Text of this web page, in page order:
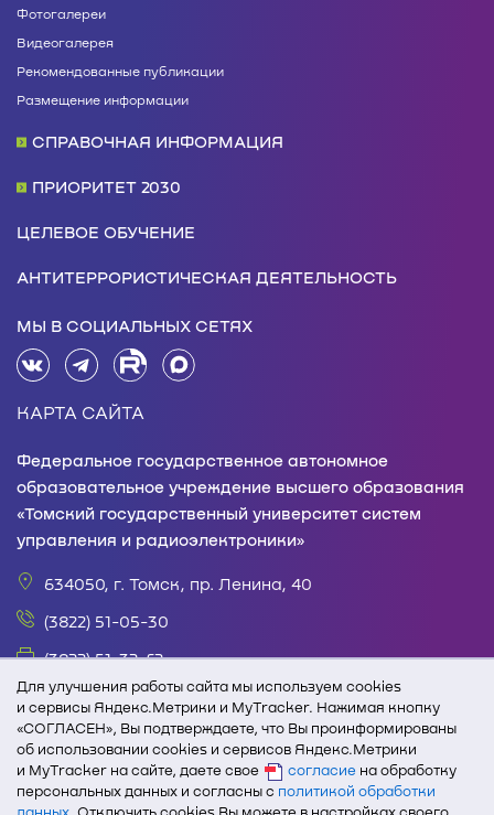
Для улучшения работы сайта мы используем cookies
и сервисы Яндекс.Метрики и MyTracker. Нажимая кнопку
«СОГЛАСЕН», Вы подтверждаете, что Вы проинформированы
об использовании cookies и сервисов Яндекс.Метрики
и MyTracker на сайте, даете свое
согласие на обработку
персональных данных и согласны с политикой обработки
Фотогалереи
Видеогалерея
Рекомендованные публикации
Размещение информации
СПРАВОЧНАЯ ИНФОРМАЦИЯ
ПРИОРИТЕТ 2030
ЦЕЛЕВОЕ ОБУЧЕНИЕ
АНТИТЕРРОРИСТИЧЕСКАЯ ДЕЯТЕЛЬНОСТЬ
МЫ В СОЦИАЛЬНЫХ СЕТЯХ
КАРТА САЙТА
Федеральное государственное автономное
образовательное учреждение высшего образования
«Томский государственный университет систем
управления и радиоэлектроники»
634050, г. Томск, пр. Ленина, 40
(3822) 51-05-30
(3822) 51-32-62
office@tusur.ru
пн. – пт., 8:30 – 17:30, обед, 13:00 – 14:00
При полном или частичном использовании текстовых
и графических материалов с сайта edu.tusur.ru